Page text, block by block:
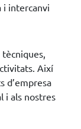
i intercanvi
Així
d’empresa
i als nostres